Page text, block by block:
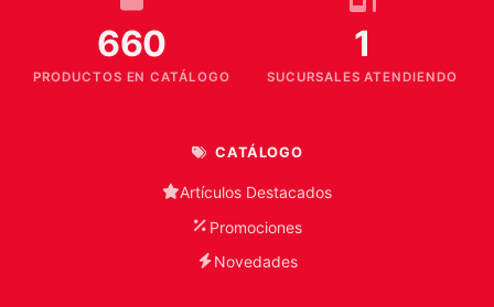
660
PRODUCTOS EN CATÁLOGO
1
SUCURSALES ATENDIENDO
CATÁLOGO
Artículos Destacados
Promociones
Novedades